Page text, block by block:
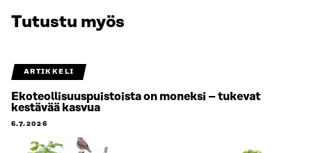
Tutustu myös
ARTIKKELI
Ekoteollisuuspuistoista on moneksi – tukevat
kestävää kasvua
6.7.2026